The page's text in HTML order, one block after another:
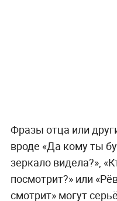
Фразы отца или
вроде «Да кому ты
зеркало видела?»,
посмотрит?» или
смотрит» могут